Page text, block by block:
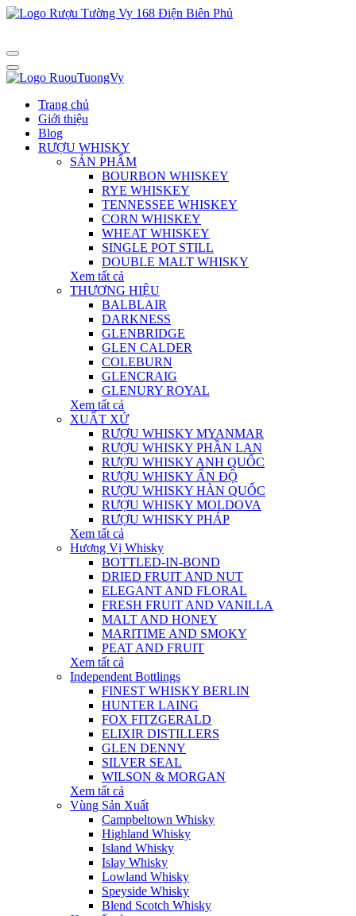
Trang chủ
Giới thiệu
Blog
RƯỢU WHISKY
SẢN PHẨM
BOURBON WHISKEY
RYE WHISKEY
TENNESSEE WHISKEY
CORN WHISKEY
WHEAT WHISKEY
SINGLE POT STILL
DOUBLE MALT WHISKY
Xem tất cả
THƯƠNG HIỆU
BALBLAIR
DARKNESS
GLENBRIDGE
GLEN CALDER
COLEBURN
GLENCRAIG
GLENURY ROYAL
Xem tất cả
XUẤT XỨ
RƯỢU WHISKY MYANMAR
RƯỢU WHISKY PHẦN LAN
RƯỢU WHISKY ANH QUỐC
RƯỢU WHISKY ẤN ĐỘ
RƯỢU WHISKY HÀN QUỐC
RƯỢU WHISKY MOLDOVA
RƯỢU WHISKY PHÁP
Xem tất cả
Hương Vị Whisky
BOTTLED-IN-BOND
DRIED FRUIT AND NUT
ELEGANT AND FLORAL
FRESH FRUIT AND VANILLA
MALT AND HONEY
MARITIME AND SMOKY
PEAT AND FRUIT
Xem tất cả
Independent Bottlings
FINEST WHISKY BERLIN
HUNTER LAING
FOX FITZGERALD
ELIXIR DISTILLERS
GLEN DENNY
SILVER SEAL
WILSON & MORGAN
Xem tất cả
Vùng Sản Xuất
Campbeltown Whisky
Highland Whisky
Island Whisky
Islay Whisky
Lowland Whisky
Speyside Whisky
Blend Scotch Whisky